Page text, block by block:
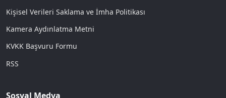
Kişisel Verileri Saklama ve İmha Politikası
Kamera Aydınlatma Metni
KVKK Başvuru Formu
RSS
Sosyal Medya